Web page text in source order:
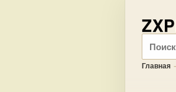
Поиск
Главная